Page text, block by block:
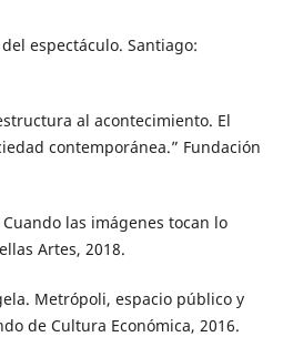
espectáculo. Santiago:
al acontecimiento. El
contemporánea.” Fundación
las imágenes tocan lo
Artes, 2018.
Metrópoli, espacio público y
de Cultura Económica, 2016.